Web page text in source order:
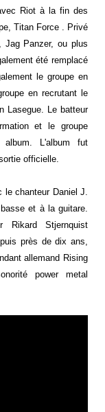
Riot à la fin des
Titan Force . Privé
Jag Panzer, ou plus
été remplacé
le groupe en
en recrutant le
Lasegue. Le batteur
et le groupe
L'album fut
officielle.
chanteur Daniel J.
et à la guitare.
Rikard Stjernquist
près de dix ans,
allemand Rising
power metal